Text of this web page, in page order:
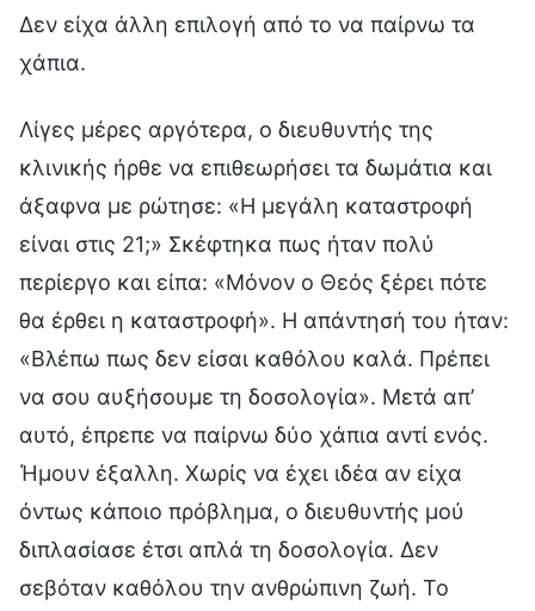
Δεν είχα άλλη επιλογή από το να παίρνω τα
χάπια.
Λίγες μέρες αργότερα, ο διευθυντής της
κλινικής ήρθε να επιθεωρήσει τα δωμάτια και
άξαφνα με ρώτησε: «Η μεγάλη καταστροφή
είναι στις 21;» Σκέφτηκα πως ήταν πολύ
περίεργο και είπα: «Μόνον ο Θεός ξέρει πότε
θα έρθει η καταστροφή». Η απάντησή του ήταν:
«Βλέπω πως δεν είσαι καθόλου καλά. Πρέπει
να σου αυξήσουμε τη δοσολογία». Μετά απ’
αυτό, έπρεπε να παίρνω δύο χάπια αντί ενός.
Ήμουν έξαλλη. Χωρίς να έχει ιδέα αν είχα
όντως κάποιο πρόβλημα, ο διευθυντής μού
διπλασίασε έτσι απλά τη δοσολογία. Δεν
σεβόταν καθόλου την ανθρώπινη ζωή. Το